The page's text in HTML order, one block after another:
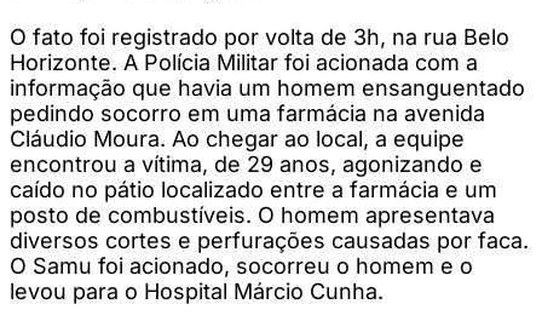
O fato foi registrado por volta de 3h, na rua Belo
Horizonte. A Polícia Militar foi acionada com a
informação que havia um homem ensanguentado
pedindo socorro em uma farmácia na avenida
Cláudio Moura. Ao chegar ao local, a equipe
encontrou a vítima, de 29 anos, agonizando e
caído no pátio localizado entre a farmácia e um
posto de combustíveis. O homem apresentava
diversos cortes e perfurações causadas por faca.
O Samu foi acionado, socorreu o homem e o
levou para o Hospital Márcio Cunha.